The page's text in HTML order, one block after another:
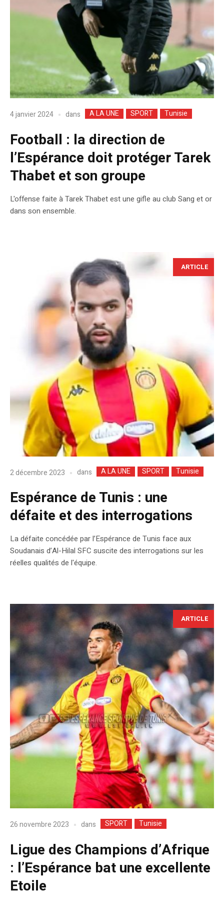
4 janvier 2024 dans A LA UNE SPORT Tunisie
Football : la direction de
l’Espérance doit protéger Tarek
Thabet et son groupe
L'offense faite à Tarek Thabet est une gifle au club Sang et or
dans son ensemble.
ARTICLE
2 décembre 2023 dans A LA UNE SPORT Tunisie
Espérance de Tunis : une
défaite et des interrogations
La défaite concédée par l’Espérance de Tunis face aux
Soudanais d’Al-Hilal SFC suscite des interrogations sur les
réelles qualités de l'équipe.
ARTICLE
26 novembre 2023 dans SPORT Tunisie
Ligue des Champions d’Afrique
: l’Espérance bat une excellente
Etoile